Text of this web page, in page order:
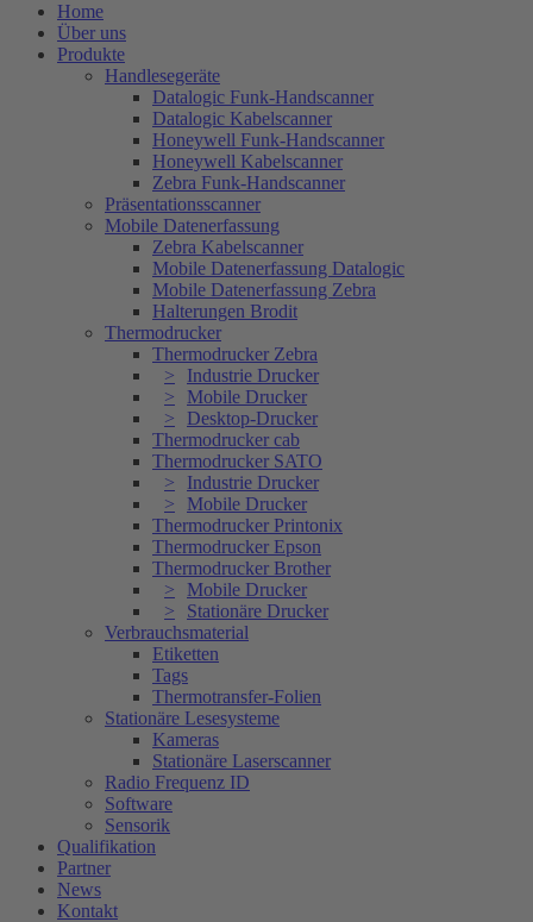
Home
Über uns
Produkte
Handlesegeräte
Datalogic Funk-Handscanner
Datalogic Kabelscanner
Honeywell Funk-Handscanner
Honeywell Kabelscanner
Zebra Funk-Handscanner
Präsentationsscanner
Mobile Datenerfassung
Zebra Kabelscanner
Mobile Datenerfassung Datalogic
Mobile Datenerfassung Zebra
Halterungen Brodit
Thermodrucker
Thermodrucker Zebra
Industrie Drucker
Mobile Drucker
Desktop-Drucker
Thermodrucker cab
Thermodrucker SATO
Industrie Drucker
Mobile Drucker
Thermodrucker Printonix
Thermodrucker Epson
Thermodrucker Brother
Mobile Drucker
Stationäre Drucker
Verbrauchsmaterial
Etiketten
Tags
Thermotransfer-Folien
Stationäre Lesesysteme
Kameras
Stationäre Laserscanner
Radio Frequenz ID
Software
Sensorik
Qualifikation
Partner
News
Kontakt